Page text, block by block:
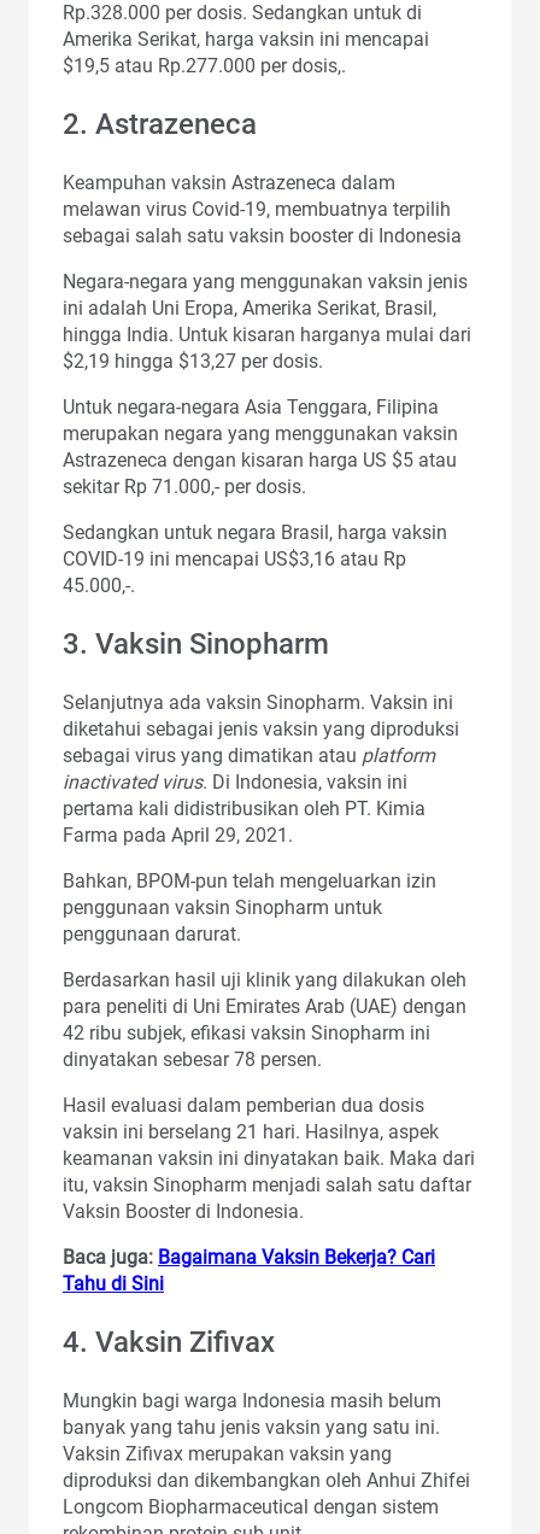
Rp.328.000 per dosis. Sedangkan untuk di
Amerika Serikat, harga vaksin ini mencapai
$19,5 atau Rp.277.000 per dosis,.
2. Astrazeneca
Keampuhan vaksin Astrazeneca dalam
melawan virus Covid-19, membuatnya terpilih
sebagai salah satu vaksin booster di Indonesia
Negara-negara yang menggunakan vaksin jenis
ini adalah Uni Eropa, Amerika Serikat, Brasil,
hingga India. Untuk kisaran harganya mulai dari
$2,19 hingga $13,27 per dosis.
Untuk negara-negara Asia Tenggara, Filipina
merupakan negara yang menggunakan vaksin
Astrazeneca dengan kisaran harga US $5 atau
sekitar Rp 71.000,- per dosis.
Sedangkan untuk negara Brasil, harga vaksin
COVID-19 ini mencapai US$3,16 atau Rp
45.000,-.
3. Vaksin Sinopharm
Selanjutnya ada vaksin Sinopharm. Vaksin ini
diketahui sebagai jenis vaksin yang diproduksi
sebagai virus yang dimatikan atau platform
inactivated virus. Di Indonesia, vaksin ini
pertama kali didistribusikan oleh PT. Kimia
Farma pada April 29, 2021.
Bahkan, BPOM-pun telah mengeluarkan izin
penggunaan vaksin Sinopharm untuk
penggunaan darurat.
Berdasarkan hasil uji klinik yang dilakukan oleh
para peneliti di Uni Emirates Arab (UAE) dengan
42 ribu subjek, efikasi vaksin Sinopharm ini
dinyatakan sebesar 78 persen.
Hasil evaluasi dalam pemberian dua dosis
vaksin ini berselang 21 hari. Hasilnya, aspek
keamanan vaksin ini dinyatakan baik. Maka dari
itu, vaksin Sinopharm menjadi salah satu daftar
Vaksin Booster di Indonesia.
Baca juga: Bagaimana Vaksin Bekerja? Cari
Tahu di Sini
4. Vaksin Zifivax
Mungkin bagi warga Indonesia masih belum
banyak yang tahu jenis vaksin yang satu ini.
Vaksin Zifivax merupakan vaksin yang
diproduksi dan dikembangkan oleh Anhui Zhifei
Longcom Biopharmaceutical dengan sistem